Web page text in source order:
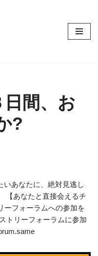
間、お
?
いあなたに、絶対見逃し
【あなたと直接会えるチ
ーフォーラムへの参加を
トリーフォーラムに参加